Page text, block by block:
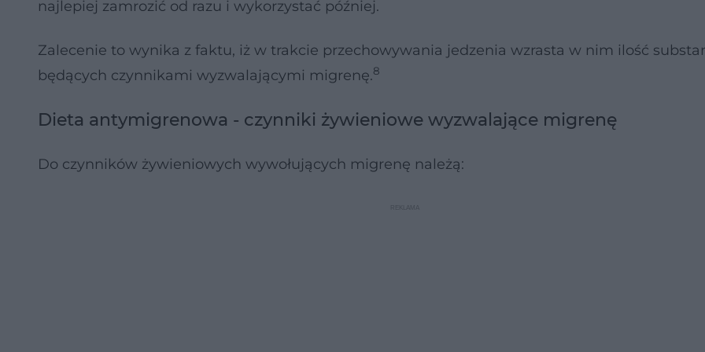
najlepiej zamrozić od razu i wykorzystać później.
Zalecenie to wynika z faktu, iż w trakcie przechowywania jedzenia wzrasta w nim ilość
będących czynnikami wyzwalającymi migrenę.8
Dieta antymigrenowa - czynniki żywieniowe wyzwalające migrenę
Do czynników żywieniowych wywołujących migrenę należą: